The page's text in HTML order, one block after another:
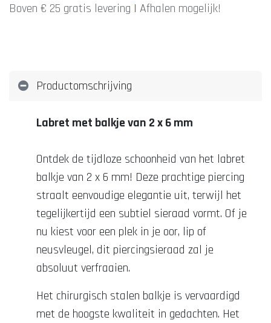
Boven € 25 gratis levering | Afhalen mogelijk!
Productomschrijving
Labret met balkje van 2 x 6 mm
Ontdek de tijdloze schoonheid van het labret
balkje van 2 x 6 mm! Deze prachtige piercing
straalt eenvoudige elegantie uit, terwijl het
tegelijkertijd een subtiel sieraad vormt. Of je
nu kiest voor een plek in je oor, lip of
neusvleugel, dit piercingsieraad zal je
absoluut verfraaien.
Het chirurgisch stalen balkje is vervaardigd
met de hoogste kwaliteit in gedachten. Het